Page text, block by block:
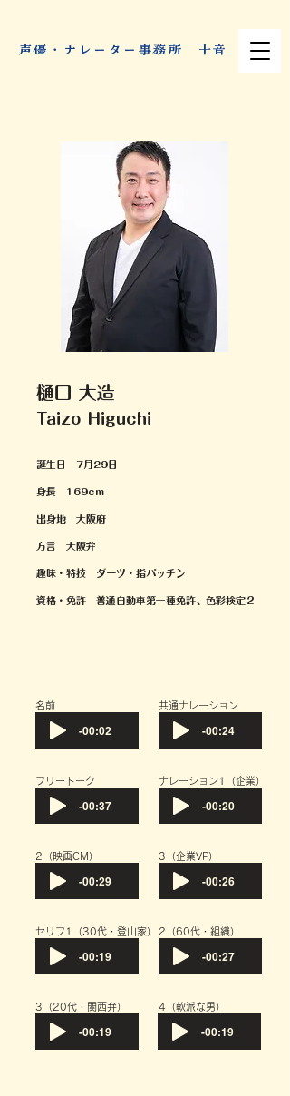
​声優・ナレーター事務所 十音
樋口 大造
Taizo Higuchi
誕生日 7月29日
身長 169cm
出身地 大阪府
​方言 大阪弁
趣味・特技 ダーツ・ 指パッチン
資格・免許 普通自動車第一種免許、色彩検定２
​名前
-00:02
共通ナレーション
-00:24
フリートーク
-00:37
​ナレーション1（企業）
-00:20
​2（映画CM） ​3（企業VP）
-00:29 -00:26
​セリフ1（30代・登山家）
-00:19
​2（60代・組織）
-00:27
​3（20代・関西弁） ​4（軟派な男）
-00:19 -00:19